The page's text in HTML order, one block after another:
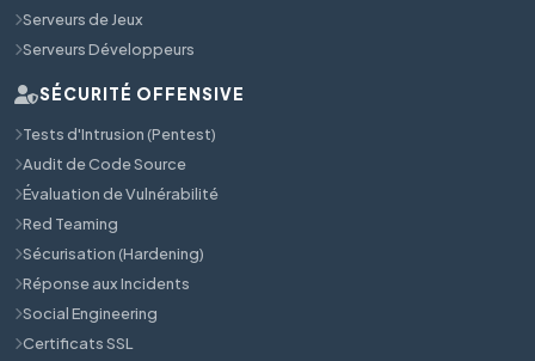
Serveurs de Jeux
Serveurs Développeurs
SÉCURITÉ OFFENSIVE
Tests d'Intrusion (Pentest)
Audit de Code Source
Évaluation de Vulnérabilité
Red Teaming
Sécurisation (Hardening)
Réponse aux Incidents
Social Engineering
Certificats SSL